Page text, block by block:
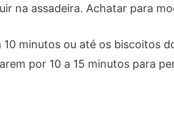
na assadeira. Achatar para
minutos ou até os biscoitos
por 10 a 15 minutos para